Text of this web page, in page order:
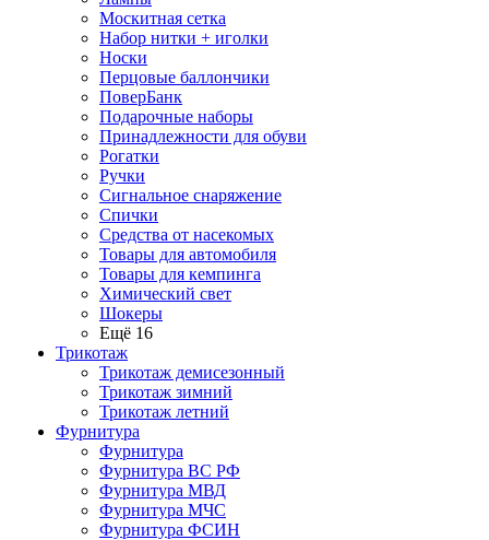
Москитная сетка
Набор нитки + иголки
Носки
Перцовые баллончики
ПоверБанк
Подарочные наборы
Принадлежности для обуви
Рогатки
Ручки
Сигнальное снаряжение
Спички
Средства от насекомых
Товары для автомобиля
Товары для кемпинга
Химический свет
Шокеры
Ещё 16
Трикотаж
Трикотаж демисезонный
Трикотаж зимний
Трикотаж летний
Фурнитура
Фурнитура
Фурнитура ВС РФ
Фурнитура МВД
Фурнитура МЧС
Фурнитура ФСИН